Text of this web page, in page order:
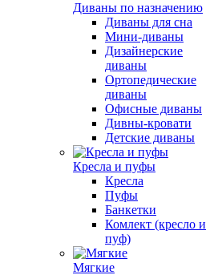
Диваны по назначению
Диваны для сна
Мини-диваны
Дизайнерские
диваны
Ортопедические
диваны
Офисные диваны
Дивны-кровати
Детские диваны
Кресла и пуфы
Кресла
Пуфы
Банкетки
Комлект (кресло и
пуф)
Мягкие